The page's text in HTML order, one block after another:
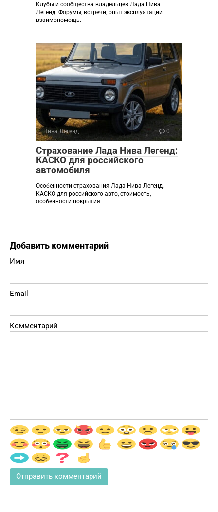
Клубы и сообщества владельцев Лада Нива
Легенд. Форумы, встречи, опыт эксплуатации,
взаимопомощь.
Нива Легенд 0
Страхование Лада Нива Легенд:
КАСКО для российского
автомобиля
Особенности страхования Лада Нива Легенд.
КАСКО для российского авто, стоимость,
особенности покрытия.
Добавить комментарий
Имя
Email
Комментарий